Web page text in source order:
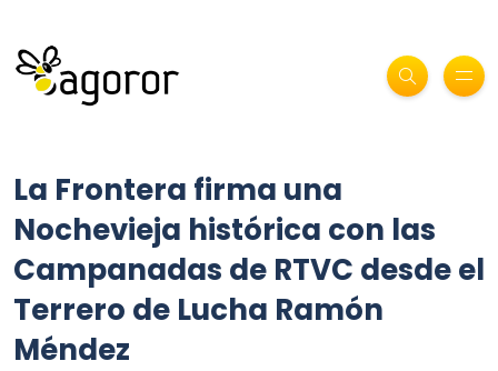
La Frontera firma una
Nochevieja histórica con las
Campanadas de RTVC desde el
Terrero de Lucha Ramón
Méndez